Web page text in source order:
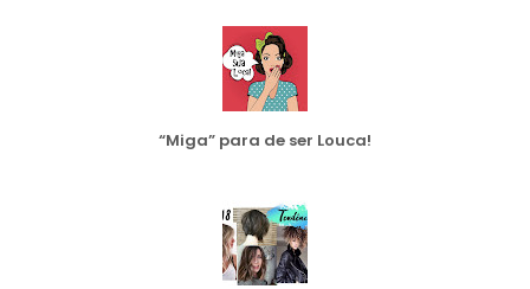
“Miga” para de ser Louca!